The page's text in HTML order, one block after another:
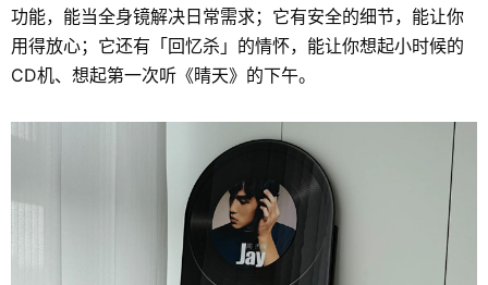
功能，能当全身镜解决日常需求；它有安全的细节，能让你
用得放心；它还有「回忆杀」的情怀，能让你想起小时候的
CD机、想起第一次听《晴天》的下午。